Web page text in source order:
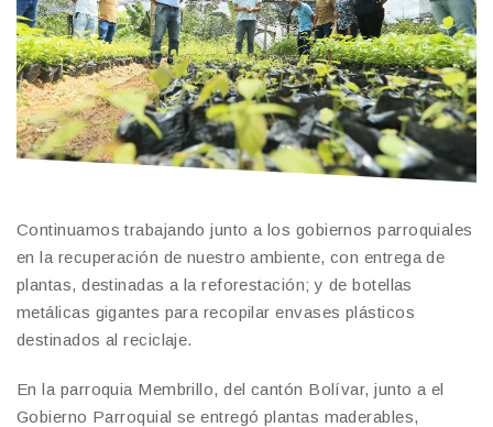
Continuamos trabajando junto a los gobiernos parroquiales
en la recuperación de nuestro ambiente, con entrega de
plantas, destinadas a la reforestación; y de botellas
metálicas gigantes para recopilar envases plásticos
destinados al reciclaje.
En la parroquia Membrillo, del cantón Bolívar, junto a el
Gobierno Parroquial se entregó plantas maderables,